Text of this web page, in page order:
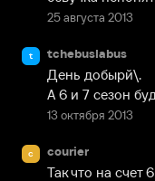
25 августа 2013
t tchebuslabus
13 октября 2013
День добырй\.
А 6 и 7 сезон
c courier
Так что на счет